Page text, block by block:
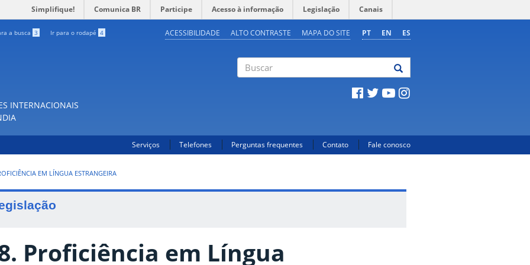
Simplifique! Comunica BR Participe Acesso à informação Legislação Canais
a busca 3 Ir para o rodapé 4 PT EN ES
ACESSIBILIDADE ALTO CONTRASTE MAPA DO SITE
INTERNACIONAIS
Serviços Telefones Perguntas frequentes Contato Fale conosco
EM LÍNGUA ESTRANGEIRA
Proficiência em Língua